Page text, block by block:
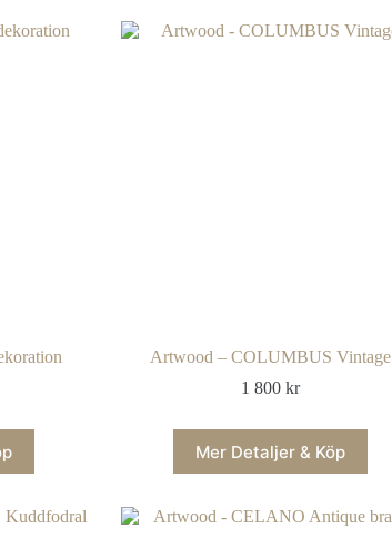
Artwood – COLUMBUS Vintage
1 800kr
Mer Detaljer & Köp